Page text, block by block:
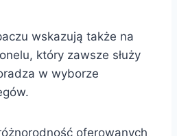
wskazują także na
który zawsze służy
w wyborze
oferowanych